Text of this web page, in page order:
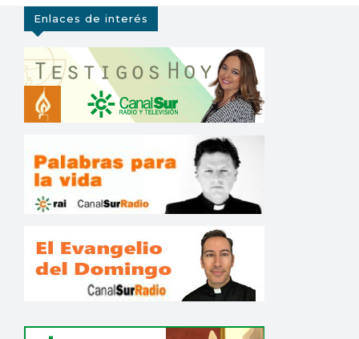
Enlaces de interés